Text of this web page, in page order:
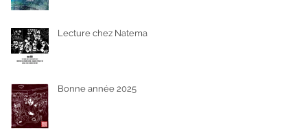
Lecture chez Natema
Bonne année 2025